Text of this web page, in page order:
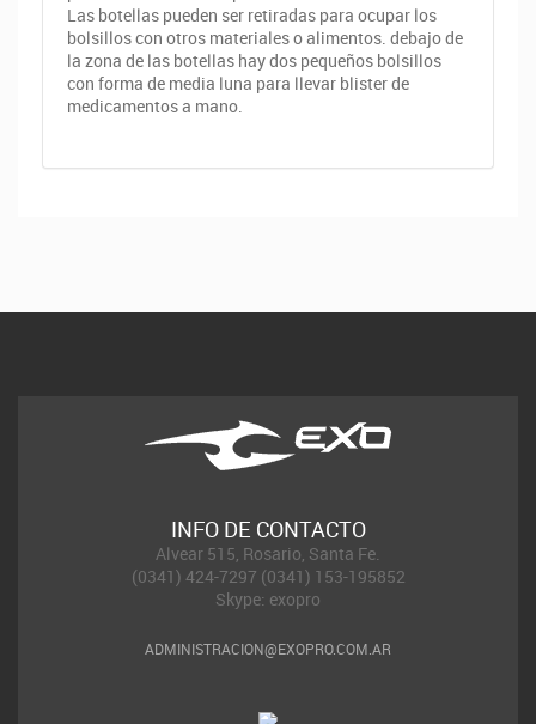
Las botellas pueden ser retiradas para ocupar los
bolsillos con otros materiales o alimentos. debajo de
la zona de las botellas hay dos pequeños bolsillos
con forma de media luna para llevar blister de
medicamentos a mano.
INFO DE CONTACTO
Alvear 515, Rosario, Santa Fe.
(0341) 424-7297 (0341) 153-195852
Skype: exopro
ADMINISTRACION@EXOPRO.COM.AR